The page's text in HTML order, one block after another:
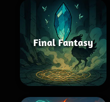
Final Fantasy